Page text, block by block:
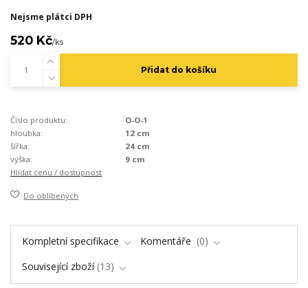
Nejsme plátci DPH
520 Kč/ks
Přidat do košíku
Číslo produktu:
O-O-1
hloubka:
12 cm
šířka:
24 cm
výška:
9 cm
Hlídat cenu / dostupnost
Do oblíbených
Kompletní specifikace Komentáře
0
Související zboží 13